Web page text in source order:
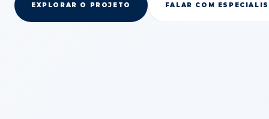
EXPLORAR O PROJETO FALAR COM